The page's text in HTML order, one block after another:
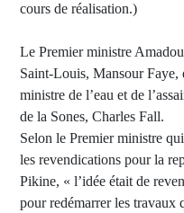
cours de réalisation.)
Le Premier ministre
Saint-Louis, Mansour Faye,
ministre de l’eau et de
de la Sones, Charles Fall.
Selon le Premier ministre
les revendications pour la
Pikine, « l’idée était de
pour redémarrer les travaux